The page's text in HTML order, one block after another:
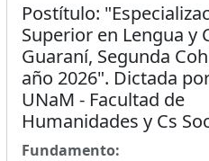
Postítulo:
Superior en Lengua y
Guaraní, Segunda
año 2026". Dictada
UNaM - Facultad de
Humanidades y Cs
Fundamento: